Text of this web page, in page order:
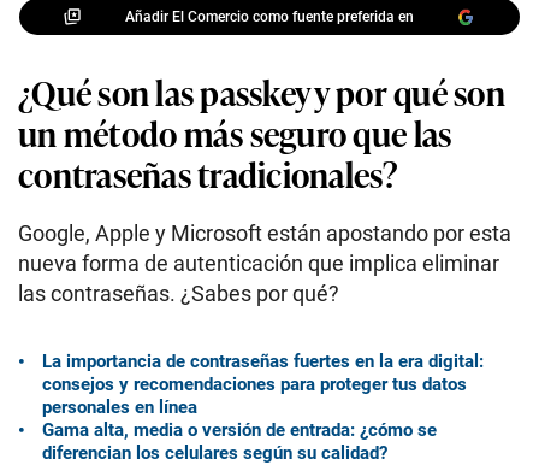
Añadir El Comercio como fuente preferida en
¿Qué son las passkey y por qué son
un método más seguro que las
contraseñas tradicionales?
Google, Apple y Microsoft están apostando por esta
nueva forma de autenticación que implica eliminar
las contraseñas. ¿Sabes por qué?
La importancia de contraseñas fuertes en la era digital:
consejos y recomendaciones para proteger tus datos
personales en línea
Gama alta, media o versión de entrada: ¿cómo se
diferencian los celulares según su calidad?